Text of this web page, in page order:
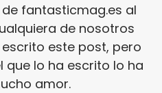
fantasticmag.es al
de nosotros
este post, pero
que lo ha escrito lo ha
amor.